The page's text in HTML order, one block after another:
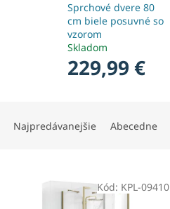
Sprchové dvere 80
cm biele posuvné so
vzorom
Skladom
229,99 €
Najpredávanejšie Abecedne
Kód: KPL-09410